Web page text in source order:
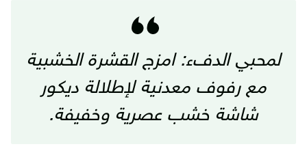
لمحبي الدفء: امزج القشرة الخشبية
مع رفوف معدنية لإطلالة ديكور
شاشة خشب عصرية وخفيفة.